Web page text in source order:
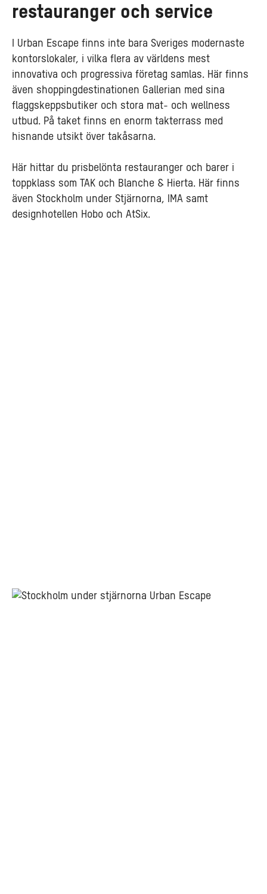
restauranger och service
I Urban Escape finns inte bara Sveriges modernaste
kontorslokaler, i vilka flera av världens mest
innovativa och progressiva företag samlas. Här finns
även shoppingdestinationen Gallerian med sina
flaggskeppsbutiker och stora mat- och wellness
utbud. På taket finns en enorm takterrass med
hisnande utsikt över takåsarna.
Här hittar du prisbelönta restauranger och barer i
toppklass som TAK och Blanche & Hierta. Här finns
även Stockholm under Stjärnorna, IMA samt
designhotellen Hobo och AtSix.